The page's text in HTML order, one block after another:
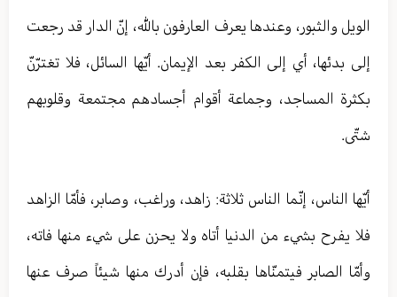
الويل والثبور، وعندها يعرف العارفون بالله، إنّ الدار قد رجعت
إلى بدئها، أي إلى الكفر بعد الإيمان. أيّها السائل، فلا تغترّنّ
بكثرة المساجد، وجماعة أقوام أجسادهم مجتمعة وقلوبهم
شتّى.
أيّها الناس، إنّما الناس ثلاثة: زاهد، وراغب، وصابر، فأمّا الزاهد
فلا يفرح بشيء من الدنيا أتاه ولا يحزن على شيء منها فاته،
وأمّا الصابر فيتمنّاها بقلبه، فإن أدرك منها شيئاً صرف عنها